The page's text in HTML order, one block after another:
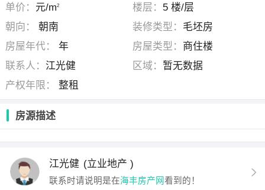
单价： 元/m2 楼层： 5 楼/层
朝向：
朝南 装修类型： 毛坯房
房屋年代：
年 房屋类型： 商住楼
联系人： 江光健 区域： 暂无数据
产权年限：
整租
房源描述
江光健 (立业地产 )
联系时请说明是在海丰房产网看到的！